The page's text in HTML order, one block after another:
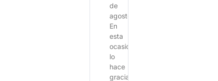
de
agosto.
En
esta
ocasión
lo
hace
gracias